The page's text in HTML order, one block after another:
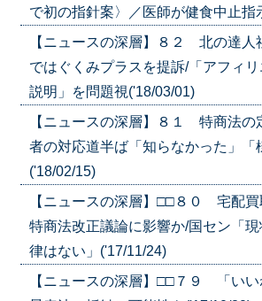
で初の指針案〉／医師が健食中止指
【ニュースの深層】８２ 北の達人
ではぐくみプラスを提訴/「アフィ
説明」を問題視('18/03/01)
【ニュースの深層】８１ 特商法の
者の対応道半ば「知らなかった」「
('18/02/15)
【ニュースの深層】□□８０ 宅配
特商法改正議論に影響か/国セン「
律はない」('17/11/24)
【ニュースの深層】□□７９ 「い